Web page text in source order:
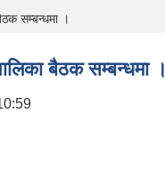
सम्बन्धमा ।
बैठक सम्बन्धमा ।